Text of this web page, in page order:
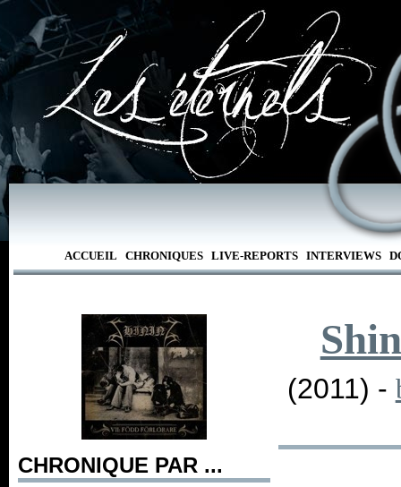
ACCUEIL CHRONIQUES LIVE-REPORTS INTERVIEWS
CHRONIQUE PAR ...
(2011) -